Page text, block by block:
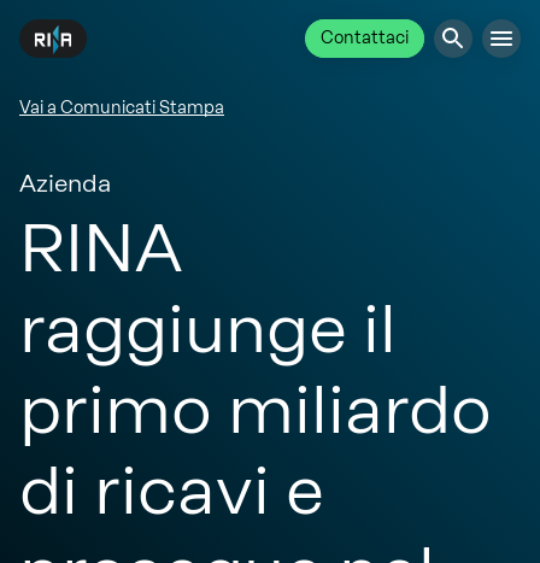
Contattaci
Vai a Comunicati Stampa
Azienda
RINA
raggiunge il
primo miliardo
di ricavi e